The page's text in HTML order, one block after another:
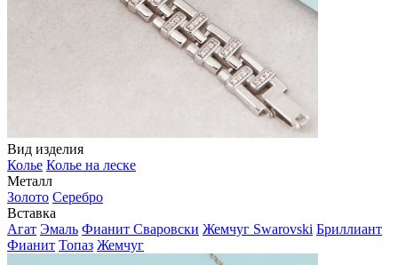
Вид изделия
Колье Колье на леске
Металл
Золото Серебро
Вставка
Агат Эмаль Фианит Сваровски Жемчуг Swarovski Бриллиант
Фианит Топаз Жемчуг